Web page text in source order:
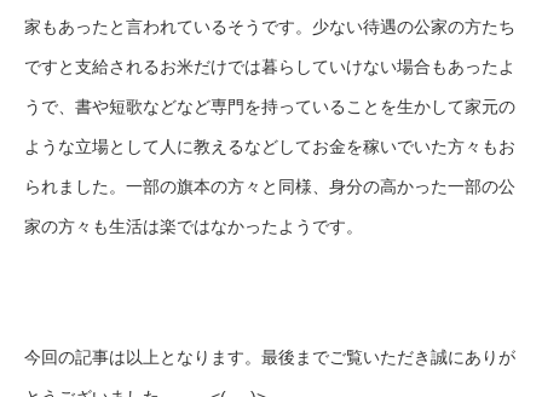
家もあったと言われているそうです。少ない待遇の公家の方たち
ですと支給されるお米だけでは暮らしていけない場合もあったよ
うで、書や短歌などなど専門を持っていることを生かして家元の
ような立場として人に教えるなどしてお金を稼いでいた方々もお
られました。一部の旗本の方々と同様、身分の高かった一部の公
家の方々も生活は楽ではなかったようです。
今回の記事は以上となります。最後までご覧いただき誠にありが